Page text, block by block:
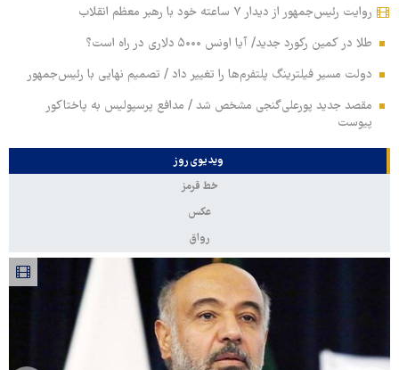
روایت رئیس‌جمهور از دیدار ۷ ساعته خود با رهبر معظم انقلاب
طلا در کمین رکورد جدید/ آیا اونس ۵۰۰۰ دلاری در راه است؟
دولت مسیر فیلترینگ پلتفرم‌ها را تغییر داد / تصمیم نهایی با رئیس‌جمهور
مقصد جدید پورعلی‌گنجی مشخص شد / مدافع پرسپولیس به پاختاکور
پیوست
ویدیوی روز
خط قرمز
عکس
رواق